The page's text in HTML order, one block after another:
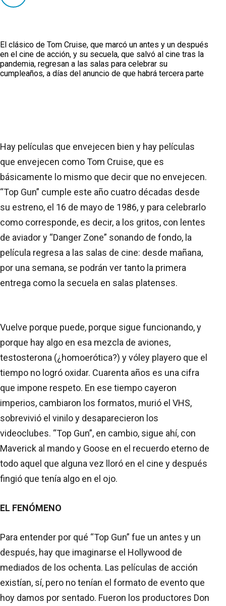
El clásico de Tom Cruise, que marcó un antes y un después
en el cine de acción, y su secuela, que salvó al cine tras la
pandemia, regresan a las salas para celebrar su
cumpleaños, a días del anuncio de que habrá tercera parte
Hay películas que envejecen bien y hay películas
que envejecen como Tom Cruise, que es
básicamente lo mismo que decir que no envejecen.
“Top Gun” cumple este año cuatro décadas desde
su estreno, el 16 de mayo de 1986, y para celebrarlo
como corresponde, es decir, a los gritos, con lentes
de aviador y “Danger Zone” sonando de fondo, la
película regresa a las salas de cine: desde mañana,
por una semana, se podrán ver tanto la primera
entrega como la secuela en salas platenses.
Vuelve porque puede, porque sigue funcionando, y
porque hay algo en esa mezcla de aviones,
testosterona (¿homoerótica?) y vóley playero que el
tiempo no logró oxidar. Cuarenta años es una cifra
que impone respeto. En ese tiempo cayeron
imperios, cambiaron los formatos, murió el VHS,
sobrevivió el vinilo y desaparecieron los
videoclubes. “Top Gun”, en cambio, sigue ahí, con
Maverick al mando y Goose en el recuerdo eterno de
todo aquel que alguna vez lloró en el cine y después
fingió que tenía algo en el ojo.
EL FENÓMENO
Para entender por qué “Top Gun” fue un antes y un
después, hay que imaginarse el Hollywood de
mediados de los ochenta. Las películas de acción
existían, sí, pero no tenían el formato de evento que
hoy damos por sentado. Fueron los productores Don